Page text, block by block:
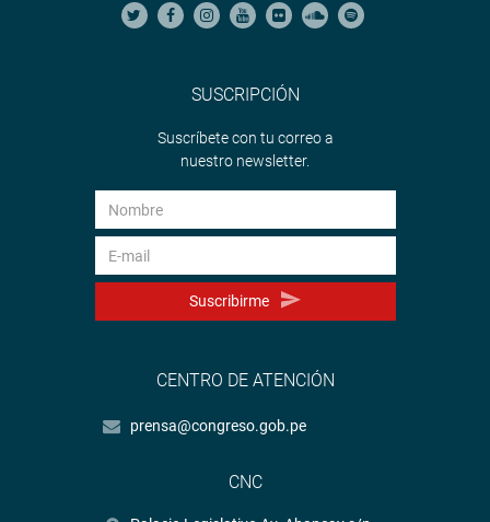
SUSCRIPCIÓN
Suscríbete con tu correo a
nuestro newsletter.
Suscribirme
CENTRO DE ATENCIÓN
prensa@congreso.gob.pe
CNC